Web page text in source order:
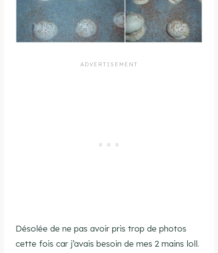
Désolée de ne pas avoir pris trop de photos
cette fois car j’avais besoin de mes 2 mains loll.